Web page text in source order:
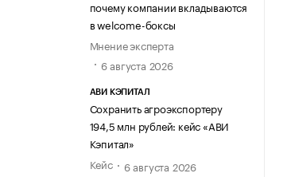
почему компании вкладываются
в welcome-боксы
Мнение эксперта
6 августа 2026
АВИ КЭПИТАЛ
Сохранить агроэкспортеру
194,5 млн рублей: кейс «АВИ
Кэпитал»
Кейс
6 августа 2026